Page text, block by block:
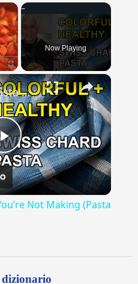
×
Fullscreen
Now Playing
×
Play
Video
The Italian Pasta Dish You’re Not Making (Pasta with Swiss Chard)
Not Making (Pasta